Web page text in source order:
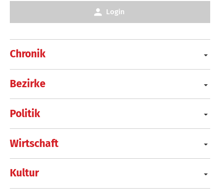
Chronik
Bezirke
Politik
Wirtschaft
Kultur
Login